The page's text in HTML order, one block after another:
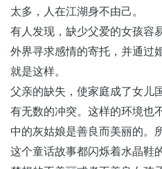
太多，人在江湖身不由己。
有人发现，缺少父爱的女孩容
外界寻求感情的寄托，并通过
就是这样。
父亲的缺失，使家庭成了女儿
有无数的冲突。这样的环境也
中的灰姑娘是善良而美丽的。
这个童话故事都闪烁着水晶鞋